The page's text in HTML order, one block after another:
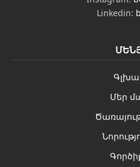
Linkedin:
Մեր